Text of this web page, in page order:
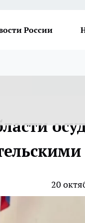
России
20